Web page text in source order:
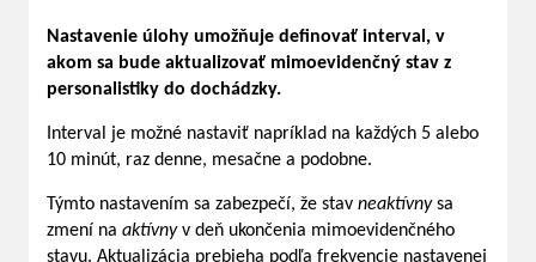
Nastavenie úlohy umožňuje definovať interval, v
akom sa bude aktualizovať mimoevidenčný stav z
personalistiky do dochádzky.
Interval je možné nastaviť napríklad na každých 5 alebo
10 minút, raz denne, mesačne a podobne.
Týmto nastavením sa zabezpečí, že stav neaktívnysa
zmení na aktívnyv deň ukončenia mimoevidenčného
stavu. Aktualizácia prebieha podľa frekvencie nastavenej